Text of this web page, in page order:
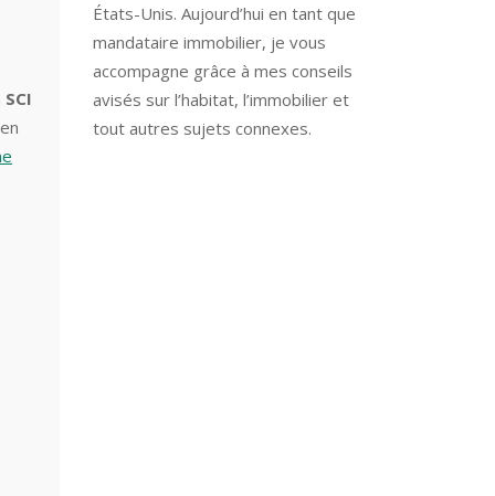
SCI
États-Unis. Aujourd’hui en tant que
mandataire immobilier, je vous
accompagne grâce à mes conseils
avisés sur l’habitat, l’immobilier et
tout autres sujets connexes.